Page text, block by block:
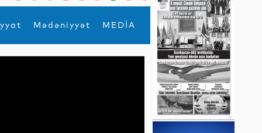
Mədəniyyət MEDİA
×